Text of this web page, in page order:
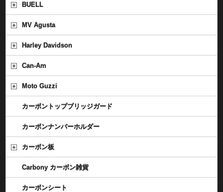
BUELL
MV Agusta
Harley Davidson
Can-Am
Moto Guzzi
カーボントップブリッジガード
カーボンナンバーホルダー
カーボン板
Carbony カーボン雑貨
カーボンシート